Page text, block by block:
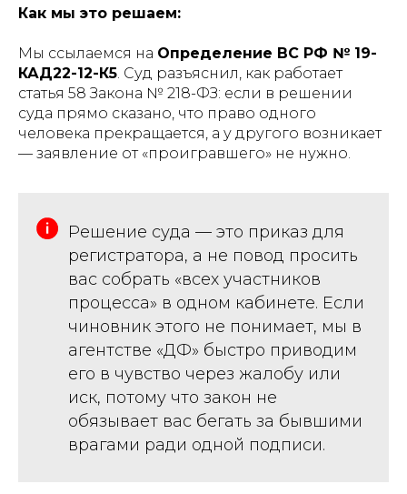
Как мы это решаем:
Мы ссылаемся на Определение ВС РФ № 19-
КАД22-12-К5. Суд разъяснил, как работает
статья 58 Закона № 218-ФЗ: если в решении
суда прямо сказано, что право одного
человека прекращается, а у другого возникает
— заявление от «проигравшего» не нужно.
Решение суда — это приказ для
регистратора, а не повод просить
вас собрать «всех участников
процесса» в одном кабинете. Если
чиновник этого не понимает, мы в
агентстве «ДФ» быстро приводим
его в чувство через жалобу или
иск, потому что закон не
обязывает вас бегать за бывшими
врагами ради одной подписи.